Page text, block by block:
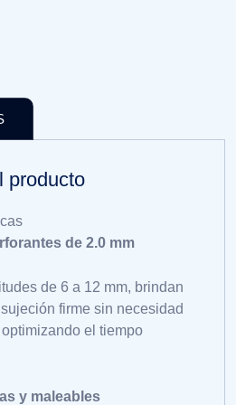
producto
de 2.0 mm
de 6 a 12 mm, brindan
firme sin necesidad
el tiempo
y maleables